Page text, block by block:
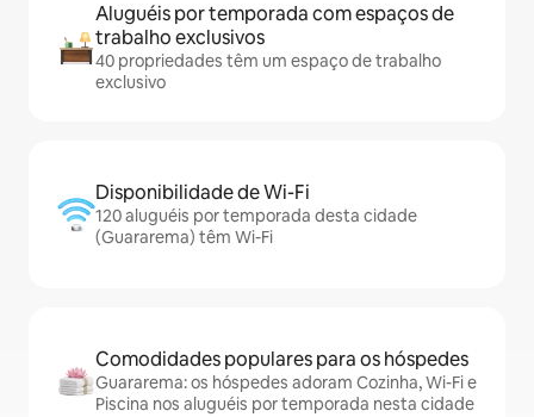
Aluguéis por temporada com espaços de
trabalho exclusivos
40 propriedades têm um espaço de trabalho
exclusivo
Disponibilidade de Wi-Fi
120 aluguéis por temporada desta cidade
(Guararema) têm Wi-Fi
Comodidades populares para os hóspedes
Guararema: os hóspedes adoram Cozinha, Wi-Fi e
Piscina nos aluguéis por temporada nesta cidade